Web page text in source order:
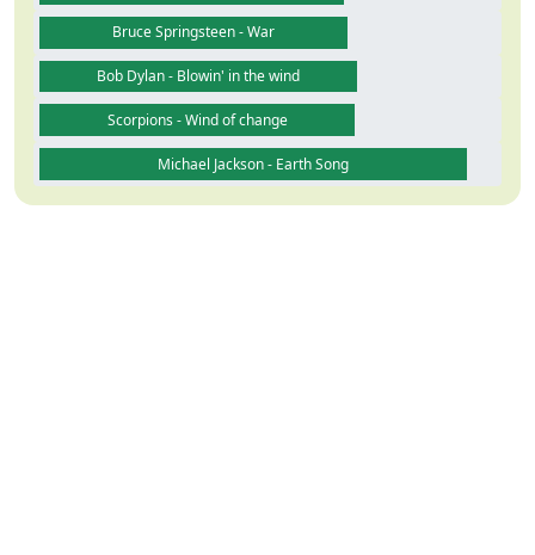
Bruce Springsteen - War
Bob Dylan - Blowin' in the wind
Scorpions - Wind of change
Michael Jackson - Earth Song